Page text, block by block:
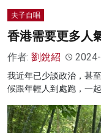
夫子自唱
香港需要更多人
作者: 劉銳紹
我近年已少談政治，甚
候跟年輕人到處跑，一